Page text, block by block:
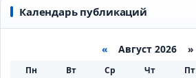
Календарь публикаций
«Август 2026 »
Пн Вт Ср Чт Пт